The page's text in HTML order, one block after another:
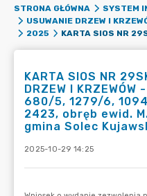
STRONA GŁÓWNA
SYSTEM
USUWANIE DRZEW I
2025
KARTA SIOS NR
DRZEW I
680/5, 1279/6,
2423, obręb ewid.
gmina Solec
2025-10-29 14:25